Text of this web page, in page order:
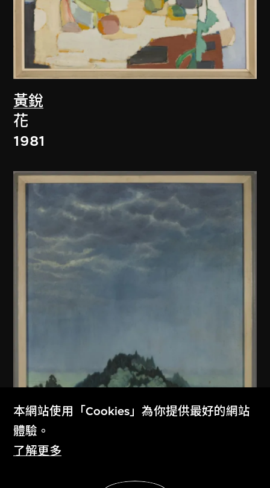
黃銳
花
1981
佚名 (中國內地)
本網站使用「Cookies」為你提供最好的網站
體驗。
了解更多
展示更多